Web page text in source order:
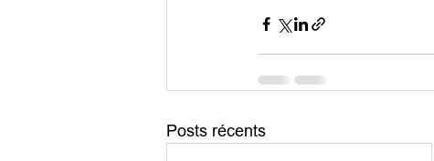
Posts récents